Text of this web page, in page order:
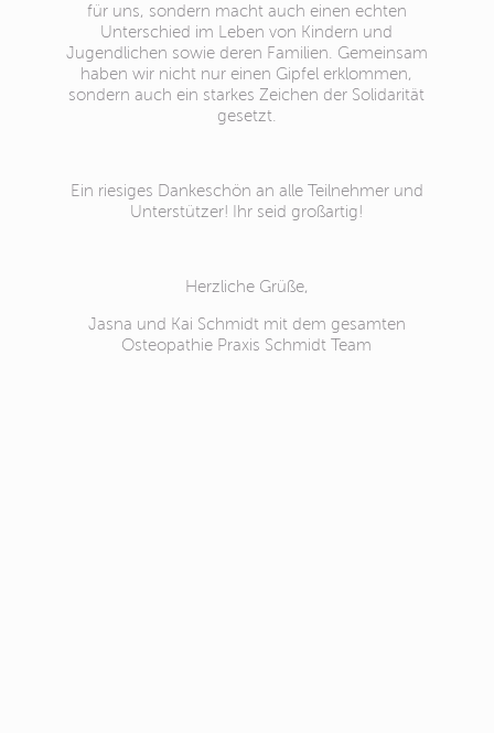
für uns, sondern macht auch einen echten
Unterschied im Leben von Kindern und
Jugendlichen sowie deren Familien. Gemeinsam
haben wir nicht nur einen Gipfel erklommen,
sondern auch ein starkes Zeichen der Solidarität
gesetzt.
Ein riesiges Dankeschön an alle Teilnehmer und
Unterstützer! Ihr seid großartig!
Herzliche Grüße,
Jasna und Kai Schmidt mit dem gesamten
Osteopathie Praxis Schmidt Team